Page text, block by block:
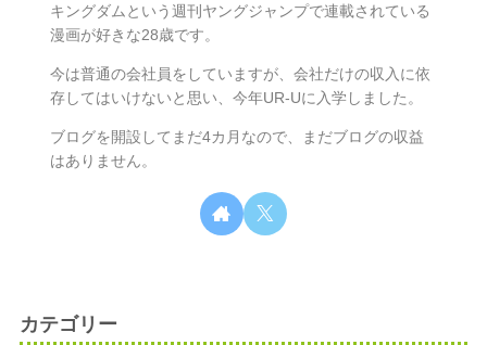
キングダムという週刊ヤングジャンプで連載されている
漫画が好きな28歳です。
今は普通の会社員をしていますが、会社だけの収入に依
存してはいけないと思い、今年UR-Uに入学しました。
ブログを開設してまだ4カ月なので、まだブログの収益
はありません。
カテゴリー